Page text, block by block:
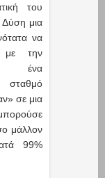
του
μια
να
με την
ένα
σταθμό
σε μια
μάλλον
99%